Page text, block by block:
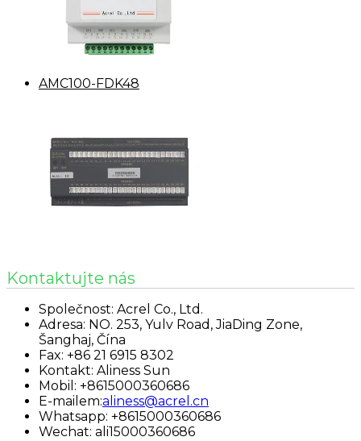
AMC100-FDK48
Kontaktujte nás
Společnost: Acrel Co., Ltd.
Adresa: NO. 253, Yulv Road, JiaDing Zone,
Šanghaj, Čína
Fax: +86 21 6915 8302
Kontakt: Aliness Sun
Mobil: +8615000360686
E-mailem:aliness@acrel.cn
Whatsapp: +8615000360686
Wechat: ali15000360686